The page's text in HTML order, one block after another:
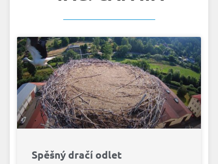
Spěšný dračí odlet